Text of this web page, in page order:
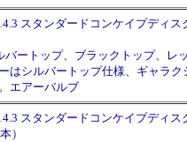
スタンダードコンケイプディス
ートップ、ブラックトップ、レ
はシルバートップ仕様、ギャラ
エアーバルブ
スタンダードコンケイプディス
）